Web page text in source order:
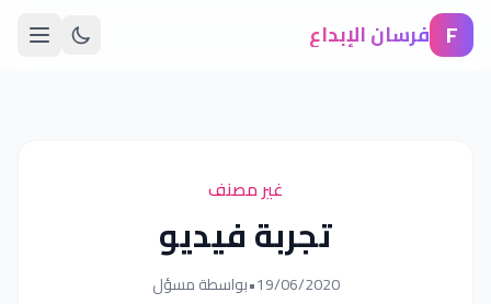
F فرسان الإبداع
غير مصنف
تجربة فيديو
19/06/2020
•بواسطة مسؤل